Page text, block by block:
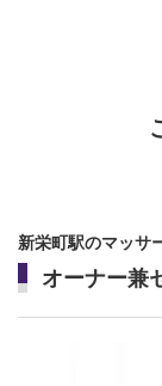
新栄町駅のマッサ
オーナー兼